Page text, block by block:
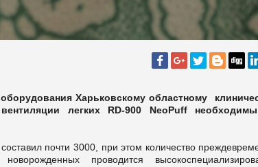
Харьковскому областному
легких RD-900 NeoPuff
почти 3000, при этом количество
проводится